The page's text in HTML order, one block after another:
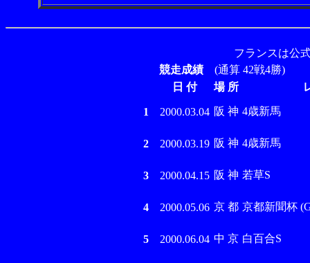
フランスは公
競走成績(通算 42戦4勝)
日 付
場 所
1 2000.03.04 阪 神 4歳新馬
2 2000.03.19 阪 神 4歳新馬
3 2000.04.15 阪 神 若草S
4 2000.05.06 京 都 京都新聞杯
5 2000.06.04 中 京 白百合S